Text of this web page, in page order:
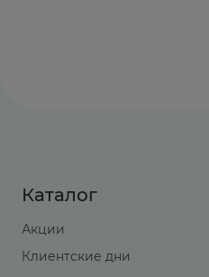
Каталог
Акции
Клиентские дни